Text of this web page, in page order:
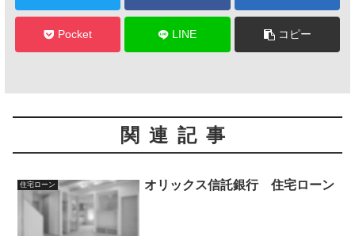
Pocket LINE コピー
関連記事
住宅ローン オリックス信託銀行 住宅ローン